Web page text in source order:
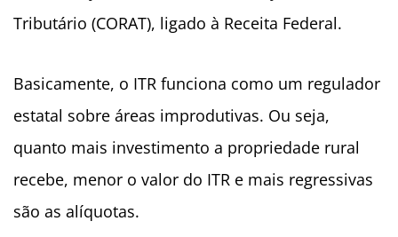
Tributário (CORAT), ligado à Receita Federal.
Basicamente, o ITR funciona como um regulador
estatal sobre áreas improdutivas. Ou seja,
quanto mais investimento a propriedade rural
recebe, menor o valor do ITR e mais regressivas
são as alíquotas.